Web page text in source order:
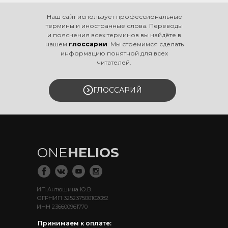
Наш сайт использует профессиональные
термины и иностранные слова. Переводы
и пояснения всех терминов вы найдёте в
нашем глоссарии . Мы стремимся сделать
информацию понятной для всех
читателей.
ГЛОССАРИЙ
ИП Антюшина Ю.В.
ОГРНИП 325237500102082
ИНН 236600961770
Принимаем к оплате:
ONEHELIOS